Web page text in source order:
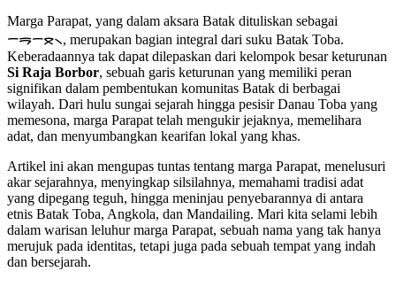
Marga Parapat, yang dalam aksara Batak dituliskan sebagai
ᯇᯒᯇᯖ᯲, merupakan bagian integral dari suku Batak Toba.
Keberadaannya tak dapat dilepaskan dari kelompok besar keturunan
Si Raja Borbor, sebuah garis keturunan yang memiliki peran
signifikan dalam pembentukan komunitas Batak di berbagai
wilayah. Dari hulu sungai sejarah hingga pesisir Danau Toba yang
memesona, marga Parapat telah mengukir jejaknya, memelihara
adat, dan menyumbangkan kearifan lokal yang khas.
Artikel ini akan mengupas tuntas tentang marga Parapat, menelusuri
akar sejarahnya, menyingkap silsilahnya, memahami tradisi adat
yang dipegang teguh, hingga meninjau penyebarannya di antara
etnis Batak Toba, Angkola, dan Mandailing. Mari kita selami lebih
dalam warisan leluhur marga Parapat, sebuah nama yang tak hanya
merujuk pada identitas, tetapi juga pada sebuah tempat yang indah
dan bersejarah.